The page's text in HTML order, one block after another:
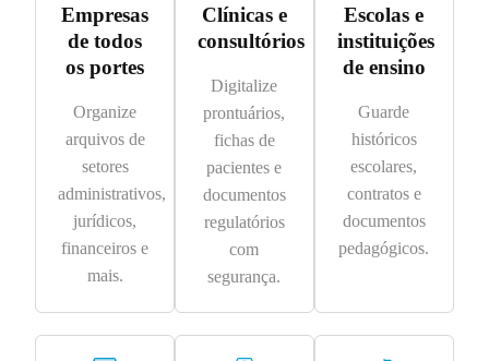
Empresas
de todos
os portes
Organize
arquivos de
setores
administrativos,
jurídicos,
financeiros e
mais.
Clínicas e
consultórios
Digitalize
prontuários,
fichas de
pacientes e
documentos
regulatórios
com
segurança.
Escolas e
instituições
de ensino
Guarde
históricos
escolares,
contratos e
documentos
pedagógicos.